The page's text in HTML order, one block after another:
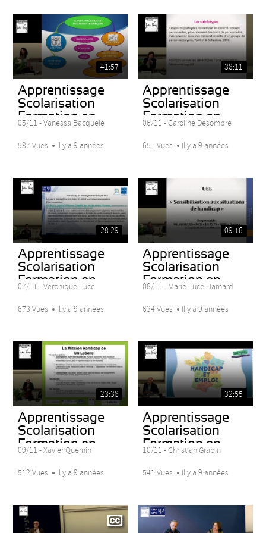
41:57
Apprentissage
Scolarisation
Formation en...
05/11 - Vanessa Bacquele
537 Vues Il y a 9 années
38:11
Apprentissage
Scolarisation
Formation en...
06/11 - Caroline Desombre
651 Vues Il y a 9 années
28:29
Apprentissage
Scolarisation
Formation en...
07/11 - Veronique Luce
673 Vues Il y a 9 années
09:16
Apprentissage
Scolarisation
Formation en...
08/11 - Marie Luce Hamard
634 Vues Il y a 9 années
23:38
Apprentissage
Scolarisation
Formation en...
09/11 - Xavier Quernin
512 Vues Il y a 9 années
32:55
Apprentissage
Scolarisation
Formation en...
10/11 - Christian Grapin
541 Vues Il y a 9 années